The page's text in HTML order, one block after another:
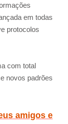
em todas
protocolos
com total
novos padrões
amigos e